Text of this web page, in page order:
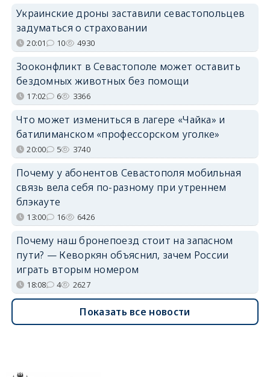
Украинские дроны заставили севастопольцев
задуматься о страховании
20:01 10 4930
Зооконфликт в Севастополе может оставить
бездомных животных без помощи
17:02 6 3366
Что может измениться в лагере «Чайка» и
батилиманском «профессорском уголке»
20:00 5 3740
Почему у абонентов Севастополя мобильная
связь вела себя по-разному при утреннем
блэкауте
13:00 16 6426
Почему наш бронепоезд стоит на запасном
пути? — Кеворкян объяснил, зачем России
играть вторым номером
18:08 4 2627
Показать все новости